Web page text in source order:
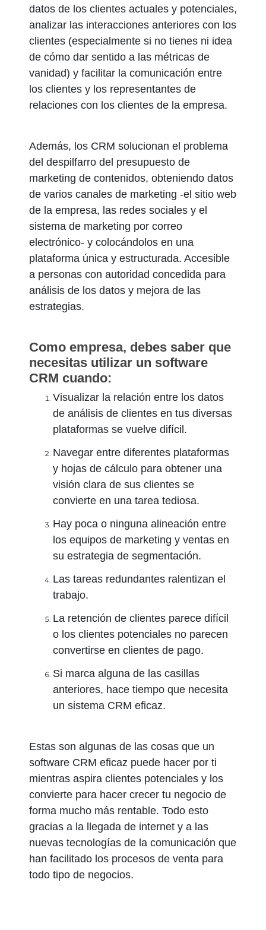
datos de los clientes actuales y potenciales,
analizar las interacciones anteriores con los
clientes (especialmente si no tienes ni idea
de cómo dar sentido a las métricas de
vanidad) y facilitar la comunicación entre
los clientes y los representantes de
relaciones con los clientes de la empresa.
Además, los CRM solucionan el problema
del despilfarro del presupuesto de
marketing de contenidos, obteniendo datos
de varios canales de marketing -el sitio web
de la empresa, las redes sociales y el
sistema de marketing por correo
electrónico- y colocándolos en una
plataforma única y estructurada. Accesible
a personas con autoridad concedida para
análisis de los datos y mejora de las
estrategias.
Como empresa, debes saber que
necesitas utilizar un software
CRM cuando:
Visualizar la relación entre los datos
de análisis de clientes en tus diversas
plataformas se vuelve difícil.
Navegar entre diferentes plataformas
y hojas de cálculo para obtener una
visión clara de sus clientes se
convierte en una tarea tediosa.
Hay poca o ninguna alineación entre
los equipos de marketing y ventas en
su estrategia de segmentación.
Las tareas redundantes ralentizan el
trabajo.
La retención de clientes parece difícil
o los clientes potenciales no parecen
convertirse en clientes de pago.
Si marca alguna de las casillas
anteriores, hace tiempo que necesita
un sistema CRM eficaz.
Estas son algunas de las cosas que un
software CRM eficaz puede hacer por ti
mientras aspira clientes potenciales y los
convierte para hacer crecer tu negocio de
forma mucho más rentable. Todo esto
gracias a la llegada de internet y a las
nuevas tecnologías de la comunicación que
han facilitado los procesos de venta para
todo tipo de negocios.